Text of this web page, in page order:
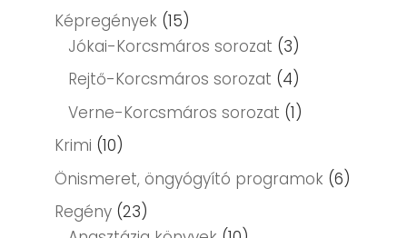
Képregények (15)
Jókai-Korcsmáros sorozat (3)
Rejtő-Korcsmáros sorozat (4)
Verne-Korcsmáros sorozat (1)
Krimi (10)
Önismeret, öngyógyító programok (6)
Regény (23)